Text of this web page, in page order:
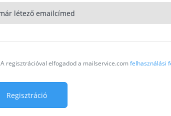
A regisztrációval elfogadod a mailservice.comfelhasználási
Regisztráció